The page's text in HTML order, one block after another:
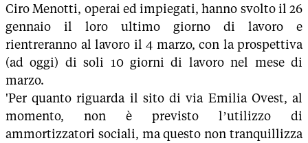
Ciro Menotti, operai ed impiegati, hanno svolto il 26
gennaio il loro ultimo giorno di lavoro e
rientreranno al lavoro il 4 marzo, con la prospettiva
(ad oggi) di soli 10 giorni di lavoro nel mese di
marzo.
'Per quanto riguarda il sito di via Emilia Ovest, al
momento, non è previsto l’utilizzo di
ammortizzatori sociali, ma questo non tranquillizza